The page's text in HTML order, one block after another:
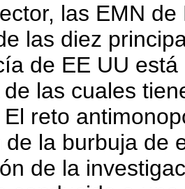
las EMN
las diez
de EE UU
las cuales
reto
de la burbuja de
de la